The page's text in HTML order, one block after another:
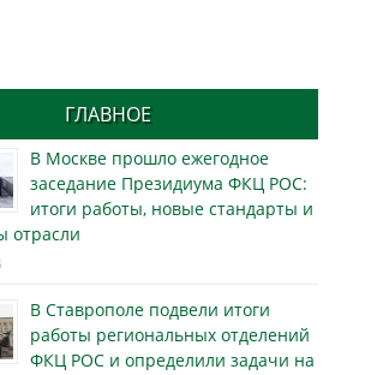
ГЛАВНОЕ
В Москве прошло ежегодное
заседание Президиума ФКЦ РОС:
итоги работы, новые стандарты и
отрасли
В Ставрополе подвели итоги
работы региональных отделений
ФКЦ РОС и определили задачи на